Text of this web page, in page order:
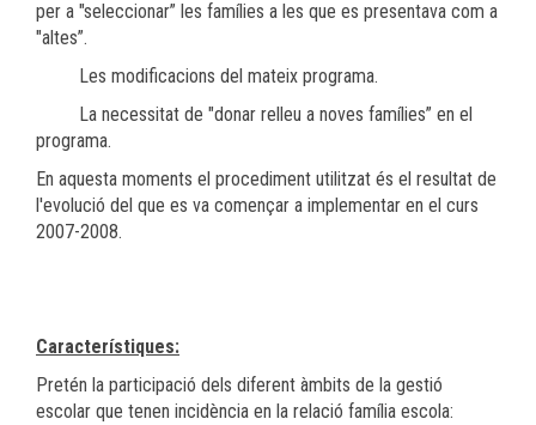
per a "seleccionar” les famílies a les que es presentava com a
"altes”.
Les modificacions del mateix programa.
La necessitat de "donar relleu a noves famílies” en el
programa.
En aquesta moments el procediment utilitzat és el resultat de
l'evolució del que es va començar a implementar en el curs
2007-2008.
Característiques:
Pretén la participació dels diferent àmbits de la gestió
escolar que tenen incidència en la relació família escola: